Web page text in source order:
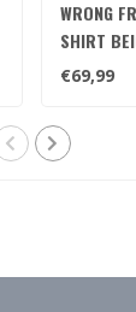
WRONG
SHIRT
€69,99